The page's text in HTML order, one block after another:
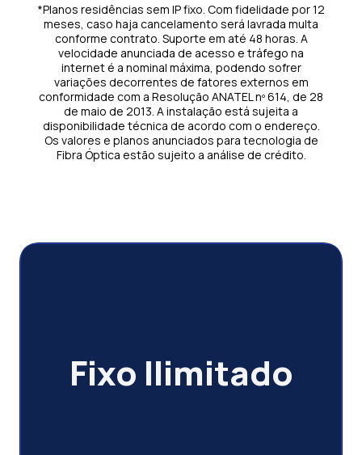
*Planos residências sem IP fixo. Com fidelidade por 12
meses, caso haja cancelamento será lavrada multa
conforme contrato. Suporte em até 48 horas. A
velocidade anunciada de acesso e tráfego na
internet é a nominal máxima, podendo sofrer
variações decorrentes de fatores externos em
conformidade com a Resolução ANATEL nº 614, de 28
de maio de 2013. A instalação está sujeita a
disponibilidade técnica de acordo com o endereço.
Os valores e planos anunciados para tecnologia de
Fibra Óptica estão sujeito a análise de crédito.
Fixo Ilimitado